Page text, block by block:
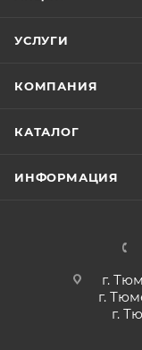
УСЛУГИ
КОМПАНИЯ
КАТАЛОГ
ИНФОРМАЦИЯ
г.
г.
г.